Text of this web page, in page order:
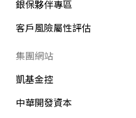
銀保夥伴專區
客戶風險屬性評估
集團網站
凱基金控
中華開發資本